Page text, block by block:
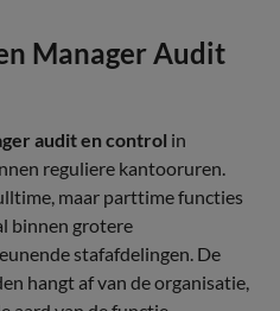
Manager Audit
audit en control in
reguliere kantooruren.
maar parttime functies
binnen grotere
stafafdelingen. De
hangt af van de organisatie,